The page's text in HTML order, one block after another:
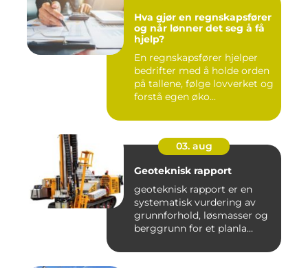
Hva gjør en regnskapsfører
og når lønner det seg å få
hjelp?
En regnskapsfører hjelper
bedrifter med å holde orden
på tallene, følge lovverket og
forstå egen øko...
03. aug
Geoteknisk rapport
geoteknisk rapport er en
systematisk vurdering av
grunnforhold, løsmasser og
berggrunn for et planla...